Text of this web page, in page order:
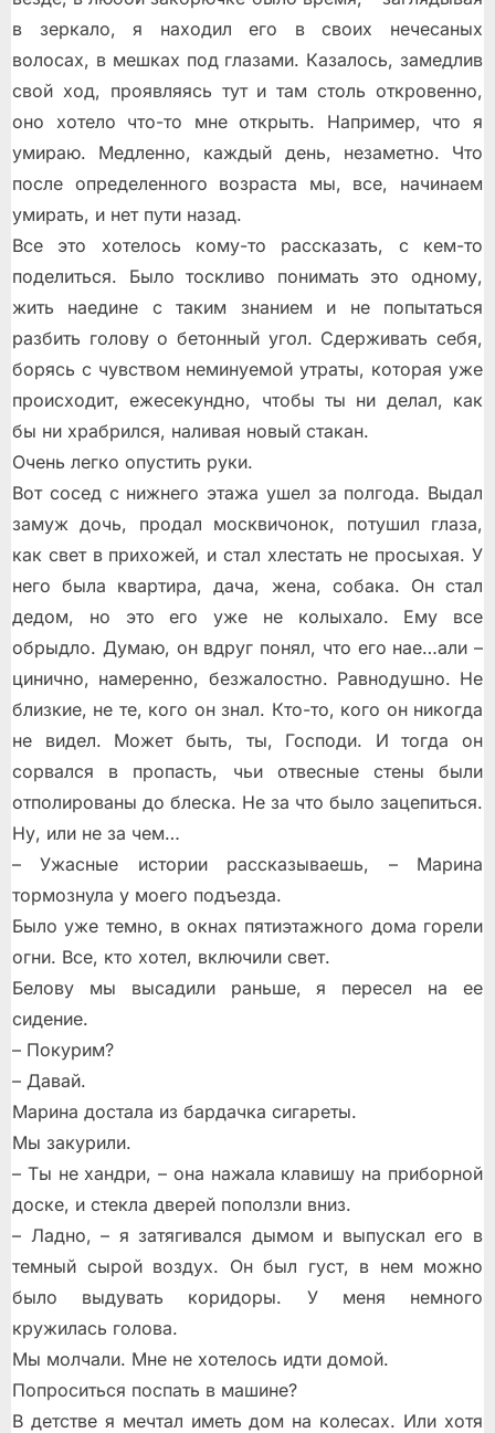
в зеркало, я находил его в своих нечесаных
волосах, в мешках под глазами. Казалось, замедлив
свой ход, проявляясь тут и там столь откровенно,
оно хотело что-то мне открыть. Например, что я
умираю. Медленно, каждый день, незаметно. Что
после определенного возраста мы, все, начинаем
умирать, и нет пути назад.
Все это хотелось кому-то рассказать, с кем-то
поделиться. Было тоскливо понимать это одному,
жить наедине с таким знанием и не попытаться
разбить голову о бетонный угол. Сдерживать себя,
борясь с чувством неминуемой утраты, которая уже
происходит, ежесекундно, чтобы ты ни делал, как
бы ни храбрился, наливая новый стакан.
Очень легко опустить руки.
Вот сосед с нижнего этажа ушел за полгода. Выдал
замуж дочь, продал москвичонок, потушил глаза,
как свет в прихожей, и стал хлестать не просыхая. У
него была квартира, дача, жена, собака. Он стал
дедом, но это его уже не колыхало. Ему все
обрыдло. Думаю, он вдруг понял, что его нае…али –
цинично, намеренно, безжалостно. Равнодушно. Не
близкие, не те, кого он знал. Кто-то, кого он никогда
не видел. Может быть, ты, Господи. И тогда он
сорвался в пропасть, чьи отвесные стены были
отполированы до блеска. Не за что было зацепиться.
Ну, или не за чем…
– Ужасные истории рассказываешь, – Марина
тормознула у моего подъезда.
Было уже темно, в окнах пятиэтажного дома горели
огни. Все, кто хотел, включили свет.
Белову мы высадили раньше, я пересел на ее
сидение.
– Покурим?
– Давай.
Марина достала из бардачка сигареты.
Мы закурили.
– Ты не хандри, – она нажала клавишу на приборной
доске, и стекла дверей поползли вниз.
– Ладно, – я затягивался дымом и выпускал его в
темный сырой воздух. Он был густ, в нем можно
было выдувать коридоры. У меня немного
кружилась голова.
Мы молчали. Мне не хотелось идти домой.
Попроситься поспать в машине?
В детстве я мечтал иметь дом на колесах. Или хотя